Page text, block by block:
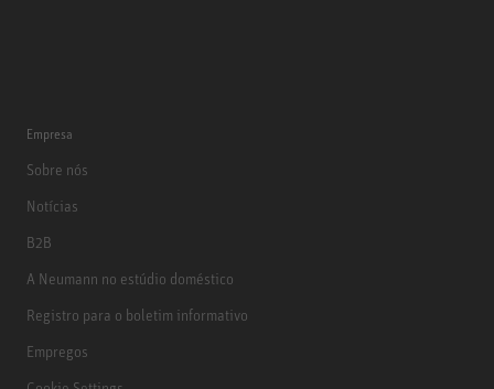
Empresa
Sobre nós
Notícias
B2B
A Neumann no estúdio doméstico
Registro para o boletim informativo
Empregos